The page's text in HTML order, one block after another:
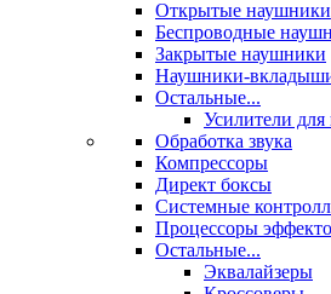
Открытые наушники
Беспроводные
Закрытые наушники
Наушники-
Остальные...
Усилители
Обработка звука
Компрессоры
Директ боксы
Системные
Процессоры
Остальные...
Эквалайзеры